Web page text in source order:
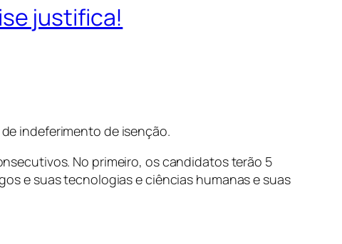
justifica!
indeferimento de isenção.
No primeiro, os candidatos terão 5
e suas tecnologias e ciências humanas e suas